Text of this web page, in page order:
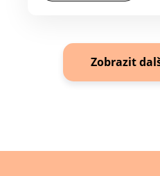
Zobrazit